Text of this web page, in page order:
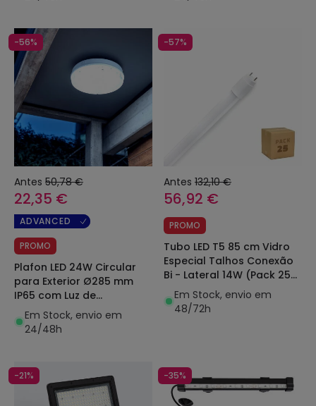
-56%
Antes 50,78 €
22,35 €
ADVANCED
PROMO
Plafon LED 24W Circular
para Exterior Ø285 mm
IP65 com Luz de
Emergência Não
Permanente Hublot
Em Stock, envio em
24/48h
-57%
Antes 132,10 €
56,92 €
PROMO
Tubo LED T5 85 cm Vidro
Especial Talhos Conexão
Bi - Lateral 14W (Pack 25
un)Em Stock, envio em
48/72h
-21% -35%